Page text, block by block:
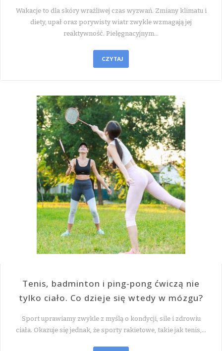
Wakacje to dla skóry wrażliwej czas wyzwań. Zmiany klimatu i
diety, upał oraz porywisty wiatr zwykle wzmagają jej
reaktywność. Pielęgnacyjnym…
CZYTAJ
Tenis, badminton i ping-pong ćwiczą nie
tylko ciało. Co dzieje się wtedy w mózgu?
Sport uprawiamy zwykle z myślą o kondycji, sile i zdrowiu
ciała. Okazuje się jednak, że sporty rakietowe, takie jak tenis,…